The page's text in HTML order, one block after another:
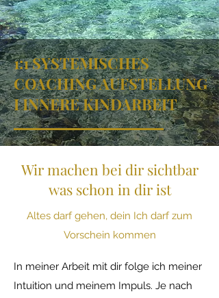
1:1 SYSTEMISCHES
COACHING AUFSTELLUNG
I INNERE KINDARBEIT
Wir machen bei dir sichtbar
was schon in dir ist
Altes darf gehen, dein Ich darf zum
Vorschein kommen
In meiner Arbeit mit dir folge ich meiner
Intuition und meinem Impuls. Je nach